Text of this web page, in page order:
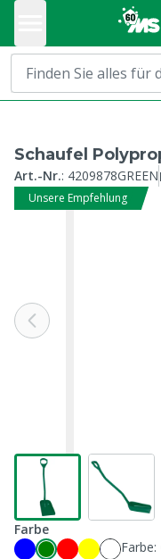
Schaufel
Art.-Nr.: 4209878GREEN
Unsere Empfehlung
Farbe
Farbe: